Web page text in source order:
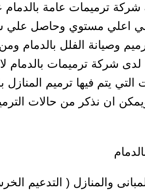
ترميمات عامة بالدمام
اعلي مستوي وحاصل علي
وصيانة الفلل بالدمام
لدى شركة ترميمات بالدمام
التي يتم فيها ترميم
ان نذكر من حالات
والمنازل ( التدعيم